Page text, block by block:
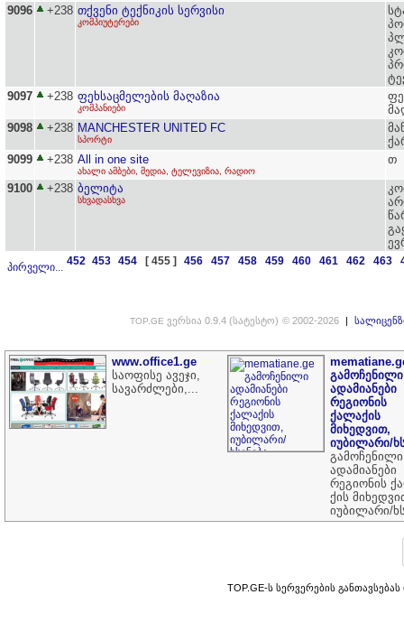
9096
+238 თქვენი ტექნიკის სერვისი
კომპიუტერები
9097
+238 ფეხსაცმელების მაღაზია
კომპანიები
9098
+238 MANCHESTER UNITED FC
სპორტი
9099
+238 All in one site
ახალი ამბები, მედია, ტელევიზია, რადიო
თ
9100 +238 ბელიტა
სხვადასხვა
პირველი... 452 453 454 [ 455 ] 456 457 458 459 460 461 462 463
TOP.GE ვერსია 0.9.4 (სატესტო) © 2002-2026 |
www.office1.ge
საოფისე ავეჯი,
სავარძლები,...
გამოჩენილი
ადამიანები
რეგიონის
ქალაქის
მიხედვით,
იუბილარი/
გამოჩენილი
ადამიანები
რეგიონის
ქის
იუბილარი/
TOP.GE-ს სერვერების